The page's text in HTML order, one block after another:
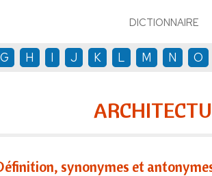
DICTIONNAIRE
G H I J K L M N O
synonymes et